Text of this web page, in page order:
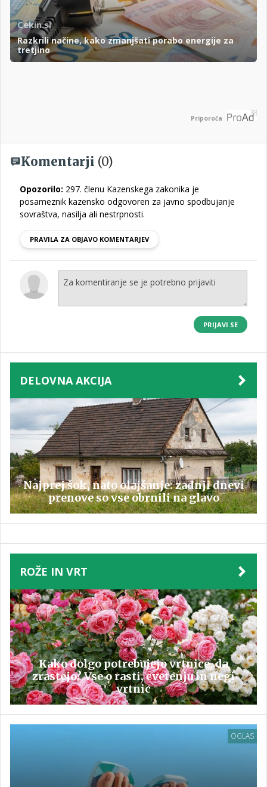
Cekin.si
Razkrili načine, kako zmanjšati porabo energije za
tretjino
Priporoča
Komentarji (0)
Opozorilo: 297. členu Kazenskega zakonika je
posameznik kazensko odgovoren za javno spodbujanje
sovraštva, nasilja ali nestrpnosti.
PRAVILA ZA OBJAVO KOMENTARJEV
PRIJAVI SE
DELOVNA AKCIJA
Najprej šok, nato olajšanje: zadnji dnevi
prenove so vse obrnili na glavo
ROŽE IN VRT
Kako dolgo potrebujejo vrtnice, da
zrastejo? Vse o rasti, cvetenju in negi
vrtnic
OGLAS